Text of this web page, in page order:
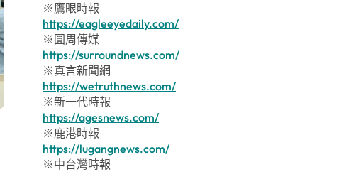
※鷹眼時報
https://eagleeyedaily.com/
※圓周傳媒
https://surroundnews.com/
※真言新聞網
https://wetruthnews.com/
※新一代時報
https://agesnews.com/
※鹿港時報
https://lugangnews.com/
※中台灣時報